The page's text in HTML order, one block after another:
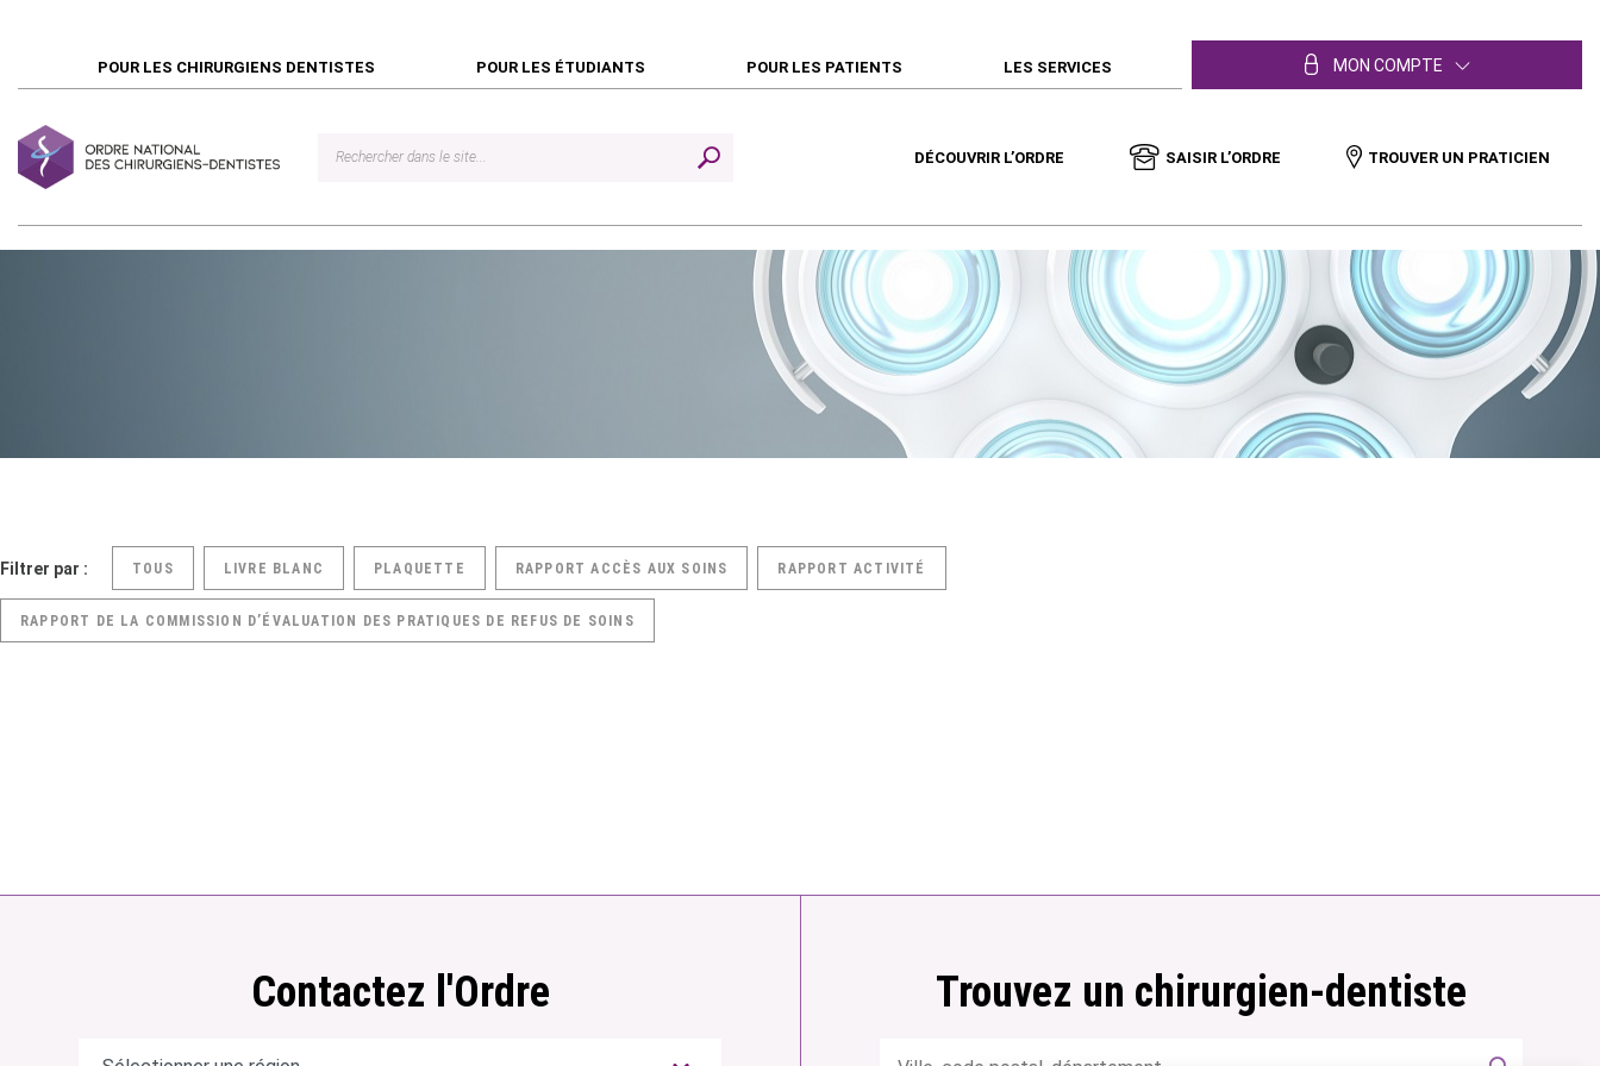
POUR LES CHIRURGIENS DENTISTES POUR LES ÉTUDIANTS POUR LES PATIENTS LES SERVICES MON COMPTE
DÉCOUVRIR L’ORDRE SAISIR L’ORDRE TROUVER UN PRATICIEN
Filtrer par : TOUS LIVRE BLANC PLAQUETTE RAPPORT ACCÈS AUX SOINS RAPPORT ACTIVITÉ
RAPPORT DE LA COMMISSION D’ÉVALUATION DES PRATIQUES DE REFUS DE SOINS
Contactez l'Ordre Trouvez un chirurgien-dentiste